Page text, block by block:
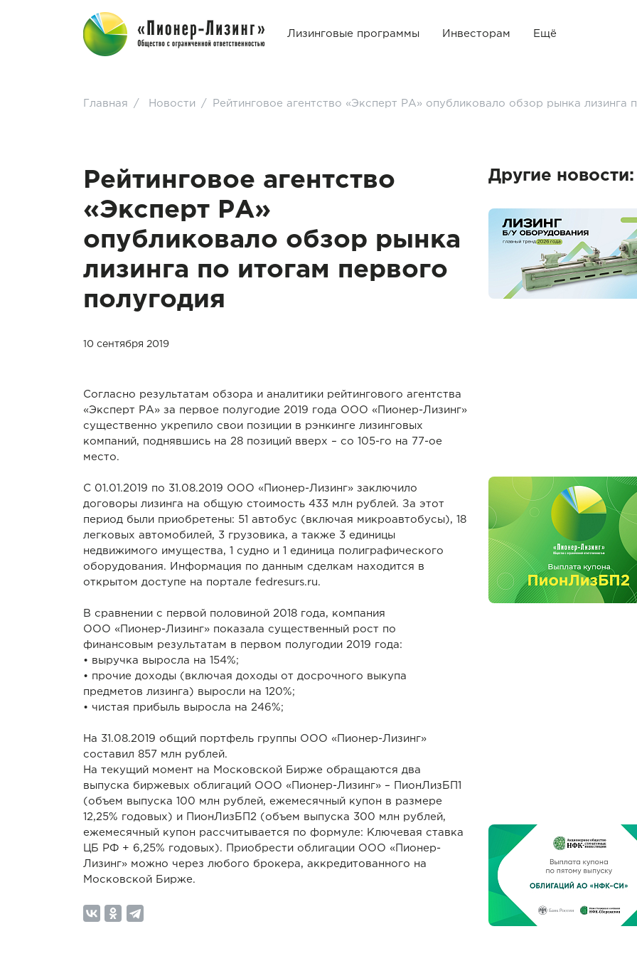
Лизинговые программы Инвесторам Ещё
Главная / Новости / Рейтинговое агентство «Эксперт РА» опубликовало обзор рынка лизинга
Рейтинговое агентство
«Эксперт РА»
опубликовало обзор рынка
лизинга по итогам первого
полугодия
10 сентября 2019
Согласно результатам обзора и аналитики рейтингового агентства
«Эксперт РА» за первое полугодие 2019 года ООО «Пионер-Лизинг»
существенно укрепило свои позиции в рэнкинге лизинговых
компаний, поднявшись на 28 позиций вверх – со 105-го на 77-ое
место.
С 01.01.2019 по 31.08.2019 ООО «Пионер-Лизинг» заключило
договоры лизинга на общую стоимость 433 млн рублей. За этот
период были приобретены: 51 автобус (включая микроавтобусы), 18
легковых автомобилей, 3 грузовика, а также 3 единицы
недвижимого имущества, 1 судно и 1 единица полиграфического
оборудования. Информация по данным сделкам находится в
открытом доступе на портале fedresurs.ru.
В сравнении с первой половиной 2018 года, компания
ООО «Пионер-Лизинг» показала существенный рост по
финансовым результатам в первом полугодии 2019 года:
• выручка выросла на 154%;
• прочие доходы (включая доходы от досрочного выкупа
предметов лизинга) выросли на 120%;
• чистая прибыль выросла на 246%;
На 31.08.2019 общий портфель группы ООО «Пионер-Лизинг»
составил 857 млн рублей.
На текущий момент на Московской Бирже обращаются два
выпуска биржевых облигаций ООО «Пионер-Лизинг» – ПионЛизБП1
(объем выпуска 100 млн рублей, ежемесячный купон в размере
12,25% годовых) и ПионЛизБП2 (объем выпуска 300 млн рублей,
ежемесячный купон рассчитывается по формуле: Ключевая ставка
ЦБ РФ + 6,25% годовых). Приобрести облигации ООО «Пионер-
Лизинг» можно через любого брокера, аккредитованного на
Московской Бирже.
Другие новости: